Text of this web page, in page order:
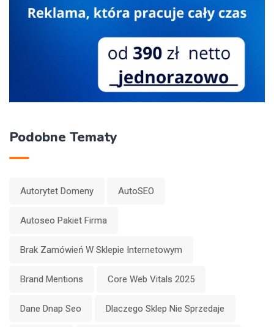
Podobne Tematy
Autorytet Domeny AutoSEO
Autoseo Pakiet Firma
Brak Zamówień W Sklepie Internetowym
Brand Mentions Core Web Vitals 2025
Dane Dnap Seo Dlaczego Sklep Nie Sprzedaje